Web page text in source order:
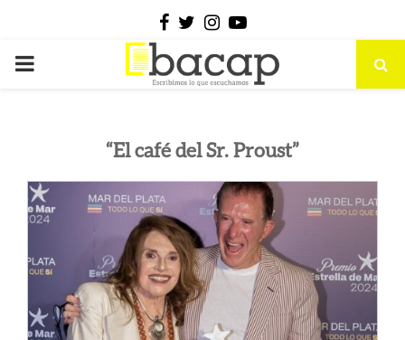
Facebook
Twitter
Instagram
Youtube
PRIMARY
“El café del Sr. Proust”